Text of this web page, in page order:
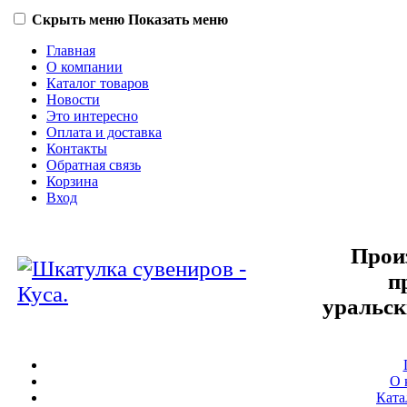
Скрыть меню Показать меню
Главная
О компании
Каталог товаров
Новости
Это интересно
Оплата и доставка
Контакты
Обратная связь
Корзина
Вход
О